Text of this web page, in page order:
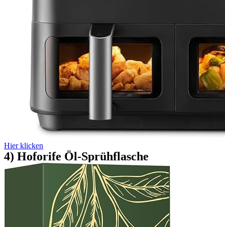
Hier klicken
4) Hoforife Öl-Sprühflasche